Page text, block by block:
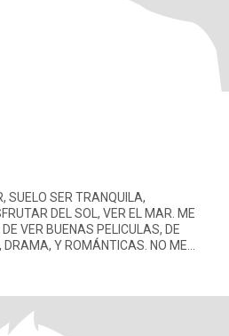
SUELO SER TRANQUILA,
DEL SOL, VER EL MAR. ME
VER BUENAS PELICULAS, DE
DRAMA, Y ROMÁNTICAS. NO ME